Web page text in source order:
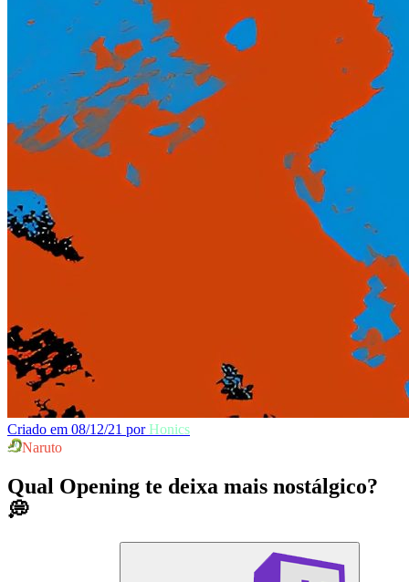
Criado em 08/12/21 por Honics
Naruto
Qual Opening te deixa mais nostálgico?
💭